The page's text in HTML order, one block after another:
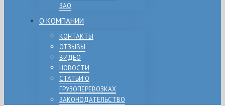
ЗАО
О КОМПАНИИ
КОНТАКТЫ
ОТЗЫВЫ
ВИДЕО
НОВОСТИ
СТАТЬИ О
ГРУЗОПЕРЕВОЗКАХ
ЗАКОНОДАТЕЛЬСТВО